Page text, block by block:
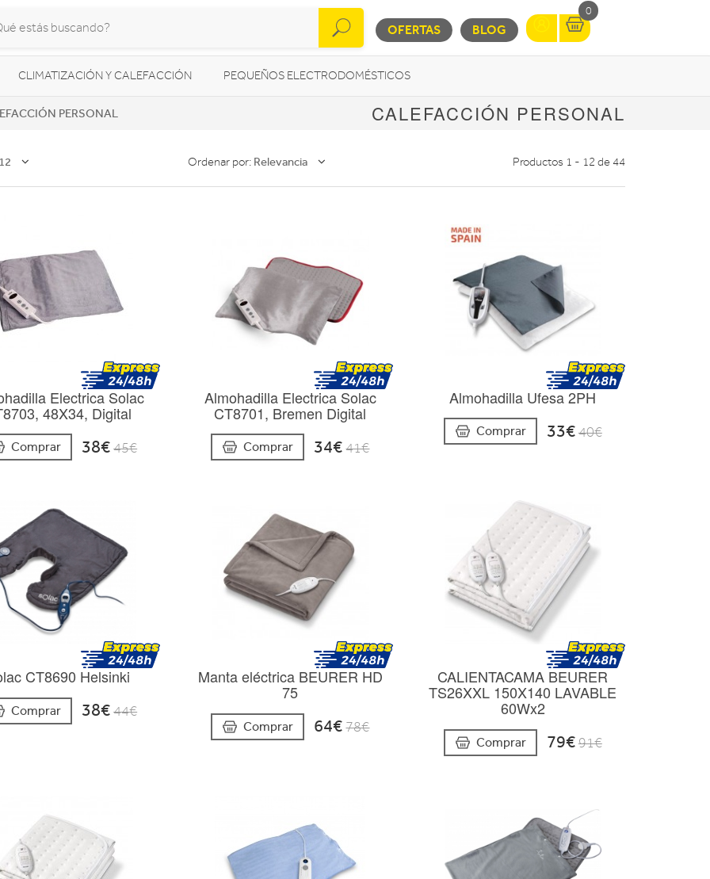
OFERTAS BLOG
0
CLIMATIZACIÓN Y CALEFACCIÓN PEQUEÑOS ELECTRODOMÉSTICOS
SONIDO / AUDIO INFORMÁTICA MOVILIDAD URBANA
HIGIENE Y SALUD ENERGÍA
PERSONAL CALEFACCIÓN PERSONAL
Ordenar por: Relevancia Productos 1 - 12 de 44
Electrica Solac
48X34, Digital
Comprar 38€45€
Almohadilla Electrica Solac
CT8701, Bremen Digital
Comprar 34€41€
Almohadilla Ufesa 2PH
Comprar 33€40€
CT8690 Helsinki
Comprar 38€44€
Manta eléctrica BEURER HD
75
Comprar 64€78€
CALIENTACAMA BEURER
TS26XXL 150X140 LAVABLE
60Wx2
Comprar 79€91€